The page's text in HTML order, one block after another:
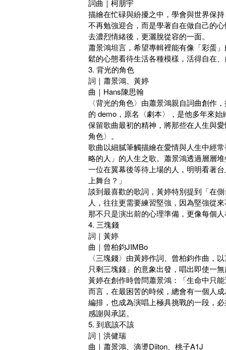
詞曲｜柯朋宇
描繪在忙碌與紛擾之中，學會與世界保
不再勉強迎合，而是學著自在做自己的
去濃烈情緒後，更灑脫從容的一面。
蕭景鴻坦言，希望專輯裡能有像「彩蛋
鬆的心態看待生活各種模樣，活得自在
3. 背光的角色
詞｜蕭景鴻、黃婷
曲｜Hans陳思翰
〈背光的角色〉由蕭景鴻親自詞曲創作
的 demo，原名〈劇本〉，是他多年來
保留歌曲最初的精神，將那些在人生與
角色〉。
歌曲以細膩筆觸描繪在愛情與人生中經
略的人」的人生之歌。蕭景鴻透過層層
一位在翼幕後等待上場的人，明明看著
上舞台？」
談到最喜歡的歌詞，黃婷特別提到「在
人，往往更需要練習堅強，因為堅強從
那不只是演出前的心理準備，更像每個
4. 三塊錢
詞｜黃婷
曲｜曾柏鈞JIMBo
〈三塊錢〉由黃婷作詞、曾柏鈞作曲，
只剩三塊錢」的意象出發，唱出即使一
黃婷在創作時曾問蕭景鴻：「生命中只
而言，在最困苦的時候，總會有一個人
編排，也成為演唱上極具挑戰的一段，
感謝與承諾。
5. 到底該不該
詞｜洪健瑞
曲｜蕭景鴻、滴燙Diiton、桃子A1J